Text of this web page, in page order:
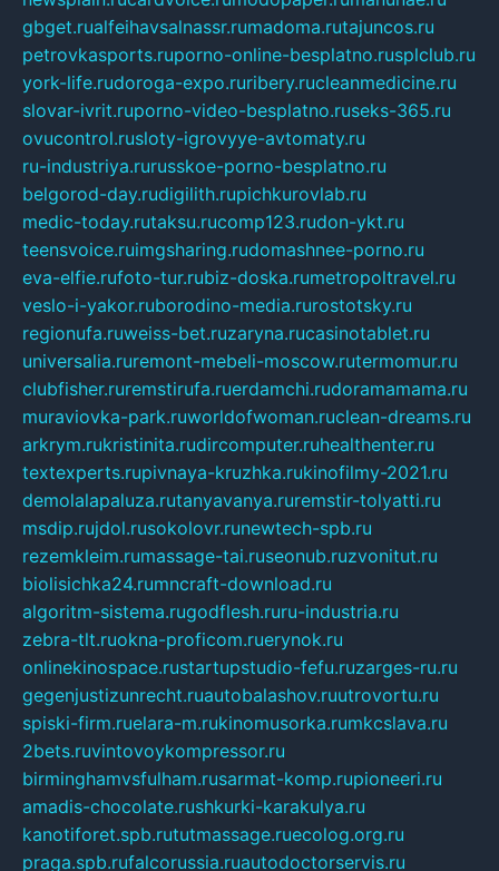
gbget.rualfeihavsalnassr.rumadoma.rutajuncos.ru
petrovkasports.ruporno-online-besplatno.rusplclub.ru
york-life.rudoroga-expo.ruribery.rucleanmedicine.ru
slovar-ivrit.ruporno-video-besplatno.ruseks-365.ru
ovucontrol.rusloty-igrovyye-avtomaty.ru
ru-industriya.rurusskoe-porno-besplatno.ru
belgorod-day.rudigilith.rupichkurovlab.ru
medic-today.rutaksu.rucomp123.rudon-ykt.ru
teensvoice.ruimgsharing.rudomashnee-porno.ru
eva-elfie.rufoto-tur.rubiz-doska.rumetropoltravel.ru
veslo-i-yakor.ruborodino-media.rurostotsky.ru
regionufa.ruweiss-bet.ruzaryna.rucasinotablet.ru
universalia.ruremont-mebeli-moscow.rutermomur.ru
clubfisher.ruremstirufa.ruerdamchi.rudoramamama.ru
muraviovka-park.ruworldofwoman.ruclean-dreams.ru
arkrym.rukristinita.rudircomputer.ruhealthenter.ru
textexperts.rupivnaya-kruzhka.rukinofilmy-2021.ru
demolalapaluza.rutanyavanya.ruremstir-tolyatti.ru
msdip.rujdol.rusokolovr.runewtech-spb.ru
rezemkleim.rumassage-tai.ruseonub.ruzvonitut.ru
biolisichka24.rumncraft-download.ru
algoritm-sistema.rugodflesh.ruru-industria.ru
zebra-tlt.ruokna-proficom.ruerynok.ru
onlinekinospace.rustartupstudio-fefu.ruzarges-ru.ru
gegenjustizunrecht.ruautobalashov.ruutrovortu.ru
spiski-firm.ruelara-m.rukinomusorka.rumkcslava.ru
2bets.ruvintovoykompressor.ru
birminghamvsfulham.rusarmat-komp.rupioneeri.ru
amadis-chocolate.rushkurki-karakulya.ru
kanotiforet.spb.rututmassage.ruecolog.org.ru
praga.spb.rufalcorussia.ruautodoctorservis.ru